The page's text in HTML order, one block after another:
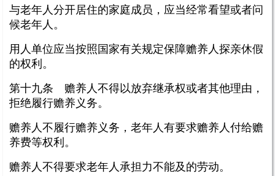
与老年人分开居住的家庭成员，应当经常看望或者问
候老年人。
用人单位应当按照国家有关规定保障赡养人探亲休假
的权利。
第十九条 赡养人不得以放弃继承权或者其他理由，
拒绝履行赡养义务。
赡养人不履行赡养义务，老年人有要求赡养人付给赡
养费等权利。
赡养人不得要求老年人承担力不能及的劳动。